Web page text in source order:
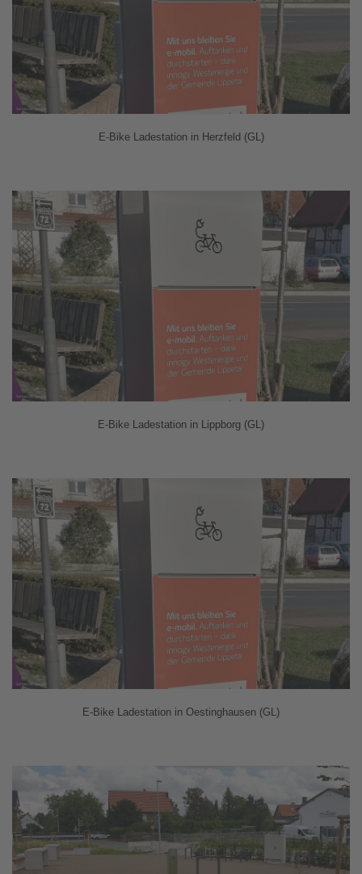
E-Bike Ladestation in Herzfeld (GL)
E-Bike Ladestation in Lippborg (GL)
E-Bike Ladestation in Oestinghausen (GL)